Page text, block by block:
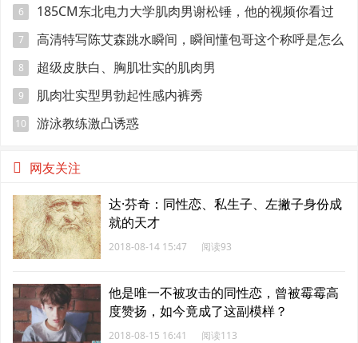
6
185CM东北电力大学肌肉男谢松锤，他的视频你看过
吗
7
高清特写陈艾森跳水瞬间，瞬间懂包哥这个称呼是怎么
来的
8 超级皮肤白、胸肌壮实的肌肉男
9 肌肉壮实型男勃起性感内裤秀
10 游泳教练激凸诱惑
网友关注
达·芬奇：同性恋、私生子、左撇子身份成
就的天才
2018-08-14 15:47 阅读93
他是唯一不被攻击的同性恋，曾被霉霉高
度赞扬，如今竟成了这副模样？
2018-08-15 16:41 阅读113